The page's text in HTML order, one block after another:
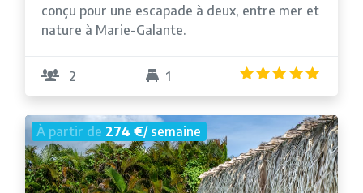
conçu pour une escapade à deux, entre mer et
nature à Marie-Galante.
2 1
À partir de 274 €/ semaine